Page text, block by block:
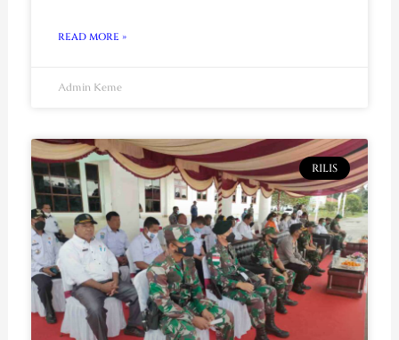
READ MORE »
Admin Keme
RILIS